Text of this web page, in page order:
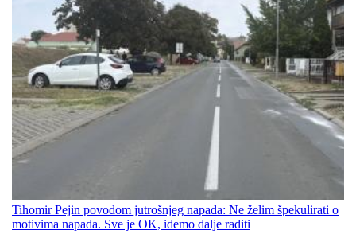
Tihomir Pejin povodom jutrošnjeg napada: Ne želim špekulirati o
motivima napada. Sve je OK, idemo dalje raditi